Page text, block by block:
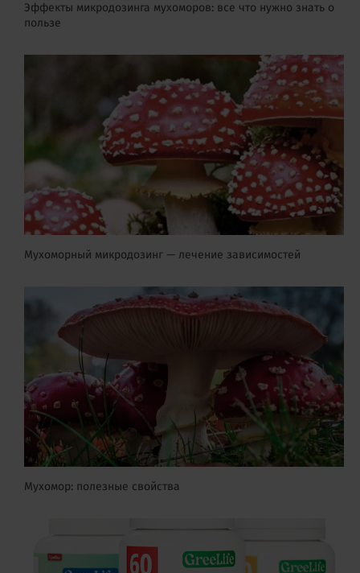
Эффекты микродозинга мухоморов: все что нужно знать о
пользе
Мухоморный микродозинг — лечение зависимостей
Мухомор: полезные свойства